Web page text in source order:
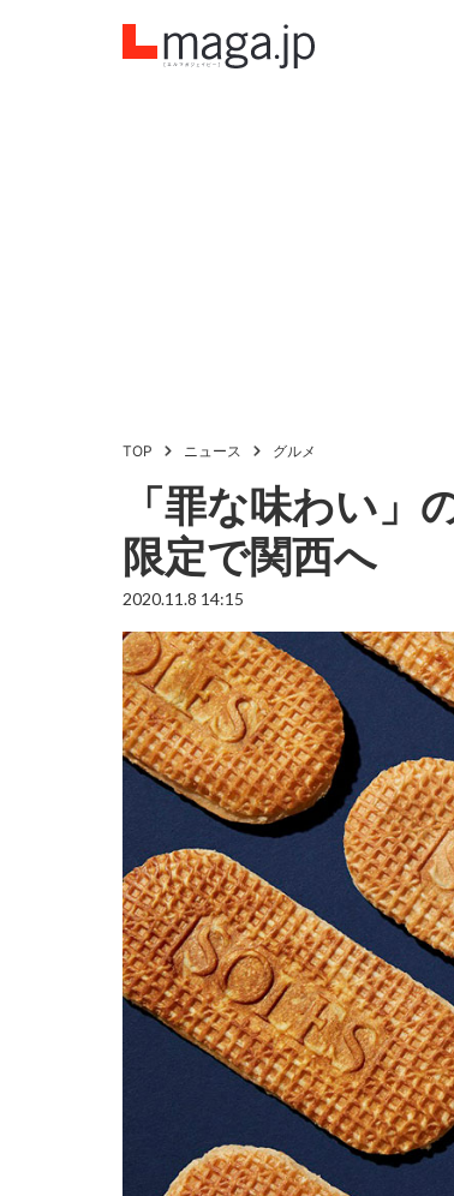
TOP ニュース グルメ
「罪な味わい」
限定で関西へ
2020.11.8 14:15